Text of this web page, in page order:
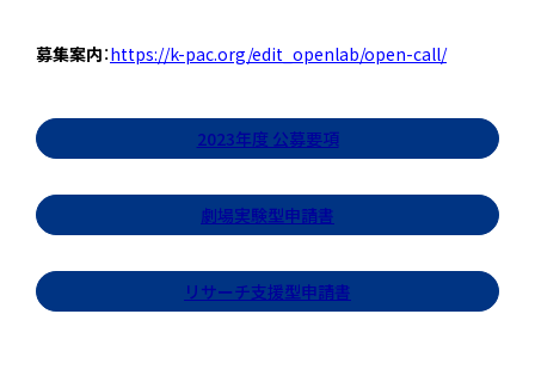
募集案内：https://k-pac.org/edit_openlab/open-call/
2023年度 公募要項
劇場実験型申請書
リサーチ支援型申請書